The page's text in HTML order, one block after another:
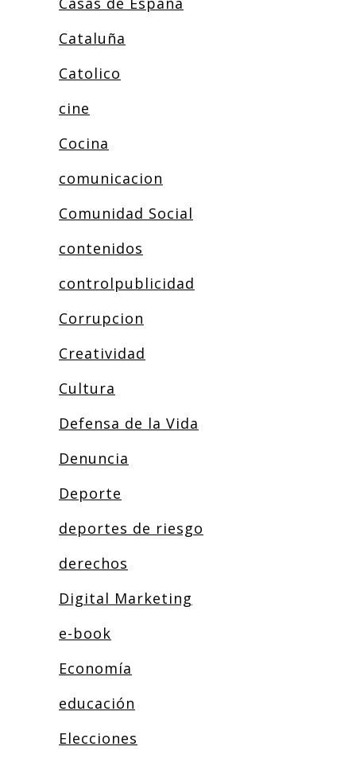
Cataluña
Catolico
cine
Cocina
comunicacion
Comunidad Social
contenidos
controlpublicidad
Corrupcion
Creatividad
Cultura
Defensa de la Vida
Denuncia
Deporte
deportes de riesgo
derechos
Digital Marketing
e-book
Economía
educación
Elecciones